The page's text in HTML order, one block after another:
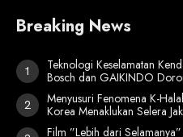
Breaking News
Teknologi Keselamatan
Bosch dan GAIKINDO
Menyusuri Fenomena K-
Korea Menaklukan Selera
Film ”Lebih dari